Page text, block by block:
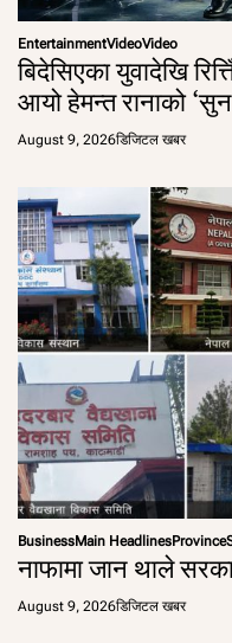
EntertainmentVideoVideo
बिदेसिएका युवादेखि
आयो हेमन्त रानाको
August 9, 2026डिजिटल खबर
BusinessMain HeadlinesProvince
नाफामा जान थाले
August 9, 2026डिजिटल खबर